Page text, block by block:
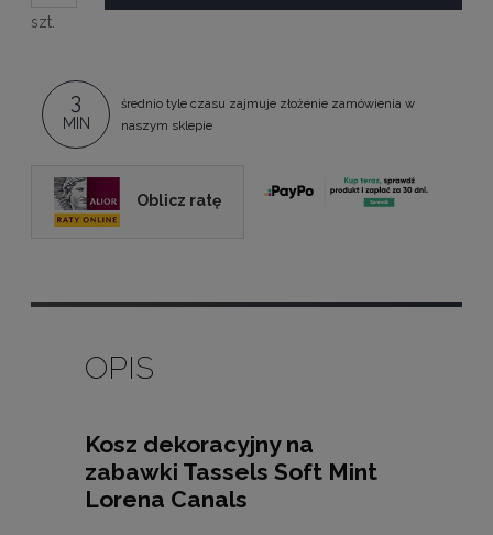
szt.
3
MIN
średnio tyle czasu zajmuje złożenie zamówienia w
naszym sklepie
Oblicz ratę
OPIS
Kosz dekoracyjny na
zabawki Tassels Soft Mint
Lorena Canals